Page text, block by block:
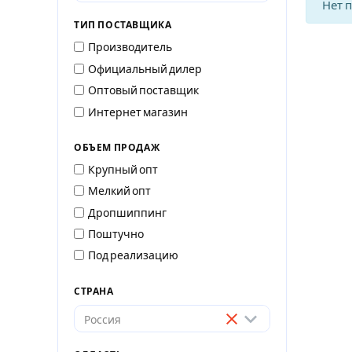
ТИП ПОСТАВЩИКА
Производитель
Официальный дилер
Оптовый поставщик
Интернет магазин
ОБЪЕМ ПРОДАЖ
Крупный опт
Мелкий опт
Дропшиппинг
Поштучно
Под реализацию
СТРАНА
Россия
Нет